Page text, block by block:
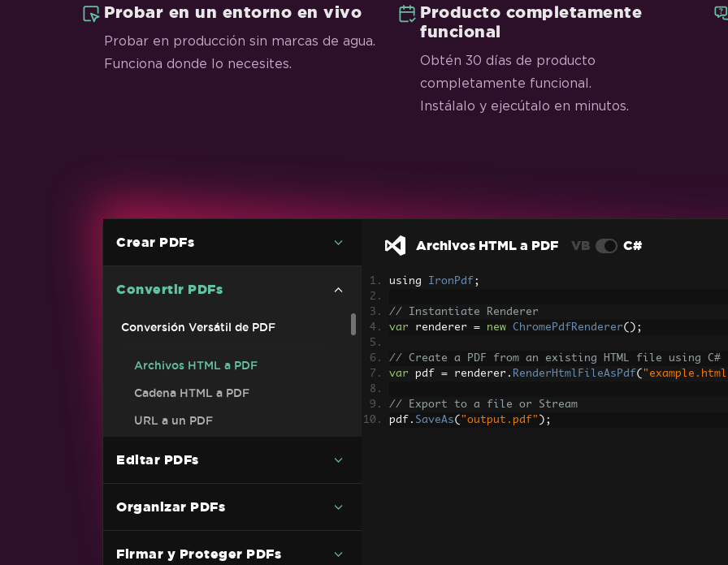
Probar en un entorno en vivo
Probar en producción sin marcas de agua.
Funciona donde lo necesites.
Producto completamente
funcional
Obtén 30 días de producto
completamente funcional.
Instálalo y ejecútalo en minutos.
Crear PDFs
Convertir PDFs
Conversión Versátil de PDF
Archivos HTML a PDF
Cadena HTML a PDF
URL a un PDF
RTF a PDF
Editar PDFs
Organizar PDFs
Firmar y Proteger PDFs
Archivos HTML a PDF VB C#
using IronPdf ;
// Instantiate Renderer
var renderer = new ChromePdfRenderer();
// Create a PDF from an existing HTML file using C#
var pdf = renderer . RenderHtmlFileAsPdf(
// Export to a file or Stream
pdf . SaveAs( "output.pdf" );